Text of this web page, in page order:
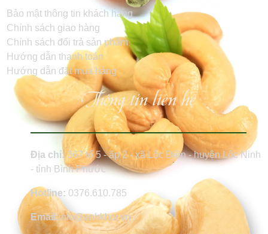
Bảo mật thông tin khách hàng
Chính sách giao hàng
Chính sách đổi trả sản phẩm
Hướng dẫn thanh toán
Hướng dẫn đặt mua hàng
Thông tin liên hệ
Địa chỉ: 367 tổ 5 - ấp 2 - xã Lộc Điền - huyện Lộc Ninh
- tỉnh Bình Phước
Hotline: 0376.610.785
Email:info@anhkhoi.vn